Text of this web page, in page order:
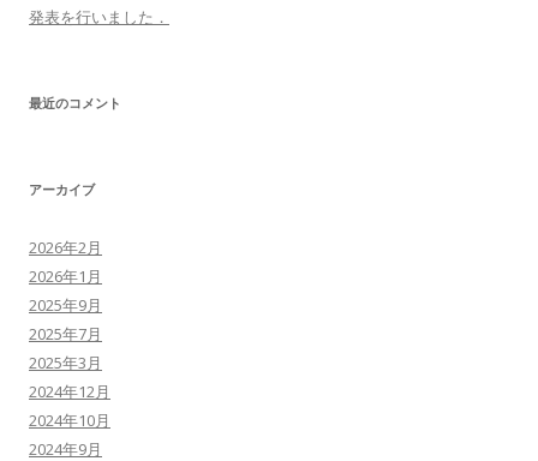
発表を行いました．
最近のコメント
アーカイブ
2026年2月
2026年1月
2025年9月
2025年7月
2025年3月
2024年12月
2024年10月
2024年9月